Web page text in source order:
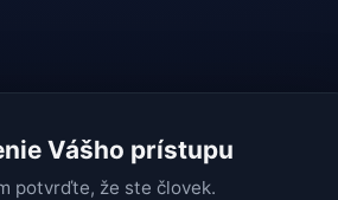
Vášho prístupu
potvrďte, že ste človek.